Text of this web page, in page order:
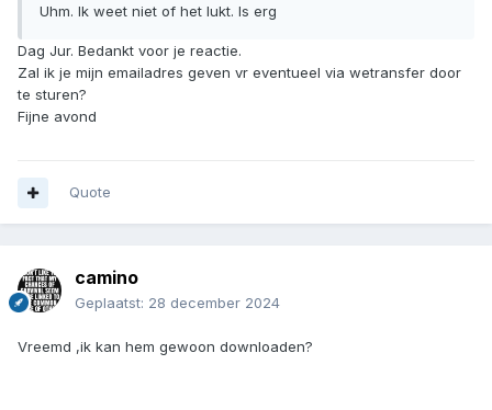
Uhm. Ik weet niet of het lukt. Is erg
Dag Jur. Bedankt voor je reactie.
Zal ik je mijn emailadres geven vr eventueel via wetransfer door
te sturen?
Fijne avond
Quote
camino
Geplaatst: 28 december 2024
Vreemd ,ik kan hem gewoon downloaden?